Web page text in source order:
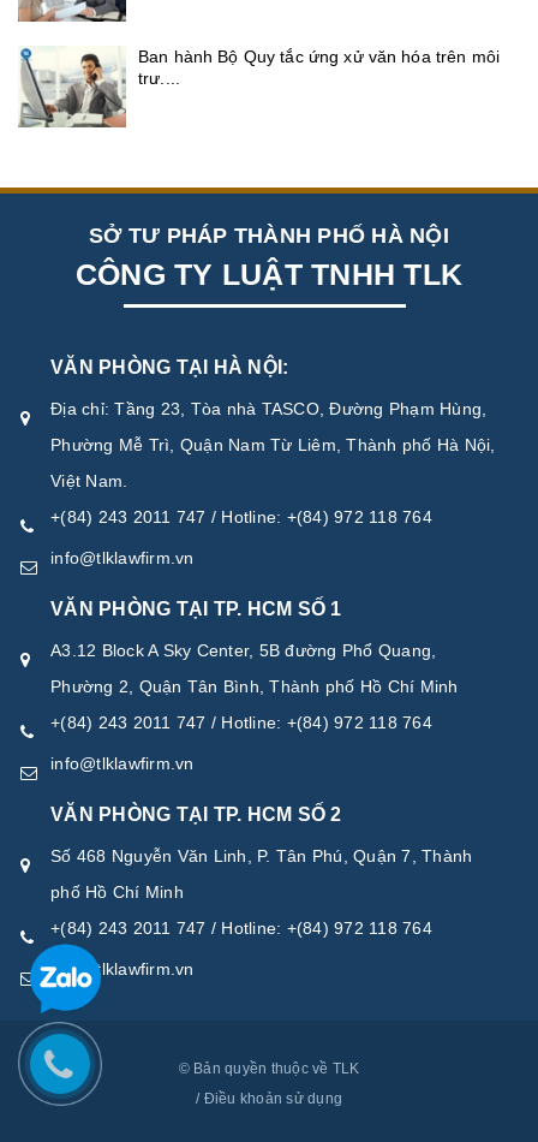
Ban hành Bộ Quy tắc ứng xử văn hóa trên môi
trư....
SỞ TƯ PHÁP THÀNH PHỐ HÀ NỘI
CÔNG TY LUẬT TNHH TLK
VĂN PHÒNG TẠI HÀ NỘI:
Địa chỉ: Tầng 23, Tòa nhà TASCO, Đường Phạm Hùng,
Phường Mễ Trì, Quận Nam Từ Liêm, Thành phố Hà Nội,
Việt Nam.
+(84) 243 2011 747 / Hotline: +(84) 972 118 764
info@tlklawfirm.vn
VĂN PHÒNG TẠI TP. HCM SỐ 1
A3.12 Block A Sky Center, 5B đường Phổ Quang,
Phường 2, Quận Tân Bình, Thành phố Hồ Chí Minh
+(84) 243 2011 747 / Hotline: +(84) 972 118 764
info@tlklawfirm.vn
VĂN PHÒNG TẠI TP. HCM SỐ 2
Số 468 Nguyễn Văn Linh, P. Tân Phú, Quận 7, Thành
phố Hồ Chí Minh
+(84) 243 2011 747 / Hotline: +(84) 972 118 764
info@tlklawfirm.vn
© Bản quyền thuộc về TLK
/ Điều khoản sử dụng